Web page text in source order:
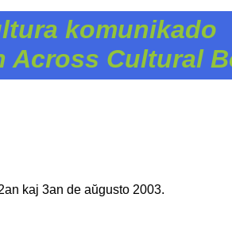
komunikado
Across Cultural
kaj 3an de aŭgusto 2003.